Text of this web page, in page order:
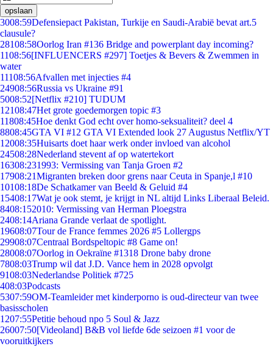
opslaan
3008:59Defensiepact Pakistan, Turkije en Saudi-Arabië bevat art.5
clausule?
28108:58Oorlog Iran #136 Bridge and powerplant day incoming?
1108:56[INFLUENCERS #297] Toetjes & Bevers & Zwemmen in
water
11108:56Afvallen met injecties #4
24908:56Russia vs Ukraine #91
5008:52[Netflix #210] TUDUM
12108:47Het grote goedemorgen topic #3
11808:45Hoe denkt God echt over homo-seksualiteit? deel 4
8808:45GTA VI #12 GTA VI Extended look 27 Augustus Netflix/YT
12008:35Huisarts doet haar werk onder invloed van alcohol
24508:28Nederland stevent af op watertekort
16308:231993: Vermissing van Tanja Groen #2
17908:21Migranten breken door grens naar Ceuta in Spanje,l #10
10108:18De Schatkamer van Beeld & Geluid #4
15408:17Wat je ook stemt, je krijgt in NL altijd Links Liberaal Beleid.
8408:152010: Vermissing van Herman Ploegstra
2408:14Ariana Grande verlaat de spotlight.
19608:07Tour de France femmes 2026 #5 Lollergps
29908:07Centraal Bordspeltopic #8 Game on!
28008:07Oorlog in Oekraïne #1318 Drone baby drone
7808:03Trump wil dat J.D. Vance hem in 2028 opvolgt
9108:03Nederlandse Politiek #725
408:03Podcasts
5307:59OM-Teamleider met kinderporno is oud-directeur van twee
basisscholen
1207:55Petitie behoud npo 5 Soul & Jazz
26007:50[Videoland] B&B vol liefde 6de seizoen #1 voor de
vooruitkijkers